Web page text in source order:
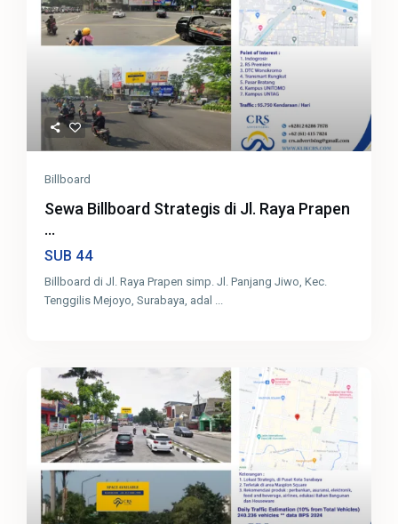
Billboard
Sewa Billboard Strategis di Jl. Raya Prapen
...
SUB 44
Billboard di Jl. Raya Prapen simp. Jl. Panjang Jiwo, Kec.
Tenggilis Mejoyo, Surabaya, adal